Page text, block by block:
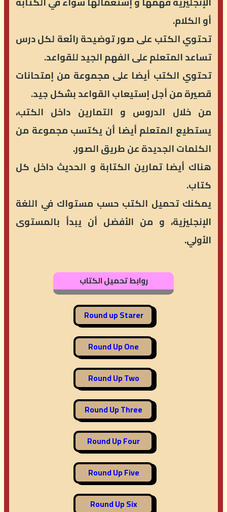
أو الكلام.
تحتوي الكتب على صور توضيحة رائعة لكل درس
تساعد المتعلم على الفهم الجيد للقواعد.
تحتوي الكتب أيضا على مجموعة من إمتحانات
قصيرة من أجل إستيعاب القواعد بشكل جيد.
من خلال الدروس و التمارين داخل الكتب،
يستطيع المتعلم أيضا أن يكتسب مجموعة من
الكلمات الجديدة عن طريق الصور.
هناك أيضا تمارين الكتابة و الحديث داخل كل
كتاب.
يمكنك تحميل الكتب حسب مستواك في اللغة
الإنجليزية، و من الأفضل أن يبدأ بالمستوى
الأولي.
روابط تحميل الكتاب
Round up Starer
Round Up One
Round Up Two
Round Up Three
Round Up Four
Round Up Five
Round Up Six